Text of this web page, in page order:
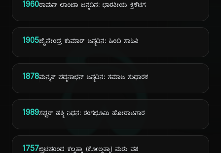
1960ರಾಮನ್ ಲಾಂಬಾ ಜನ್ಮದಿನ: ಭಾರತೀಯ ಕ್ರಿಕೆಟಿಗ
1905ಜೈನೇಂದ್ರ ಕುಮಾರ್ ಜನ್ಮದಿನ: ಹಿಂದಿ ಸಾಹಿತಿ
1878ಮನ್ನತ್ ಪದ್ಮನಾಭನ್ ಜನ್ಮದಿನ: ಸಮಾಜ ಸುಧಾರಕ
1989ಸಫ್ದರ್ ಹಶ್ಮಿ ನಿಧನ: ರಂಗಭೂಮಿ ಹೋರಾಟಗಾರ
1757ಬ್ರಿಟಿಷರಿಂದ ಕಲ್ಕತ್ತಾ (ಕೋಲ್ಕತ್ತಾ) ಮರು ವಶ